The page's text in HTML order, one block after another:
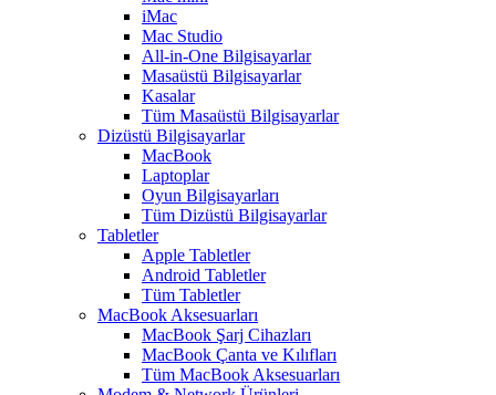
iMac
Mac Studio
All-in-One Bilgisayarlar
Masaüstü Bilgisayarlar
Kasalar
Tüm Masaüstü Bilgisayarlar
Dizüstü Bilgisayarlar
MacBook
Laptoplar
Oyun Bilgisayarları
Tüm Dizüstü Bilgisayarlar
Tabletler
Apple Tabletler
Android Tabletler
Tüm Tabletler
MacBook Aksesuarları
MacBook Şarj Cihazları
MacBook Çanta ve Kılıfları
Tüm MacBook Aksesuarları